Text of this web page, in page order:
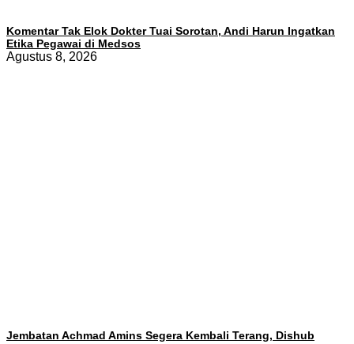
Komentar Tak Elok Dokter Tuai Sorotan, Andi Harun Ingatkan
Etika Pegawai di Medsos
Agustus 8, 2026
Jembatan Achmad Amins Segera Kembali Terang, Dishub